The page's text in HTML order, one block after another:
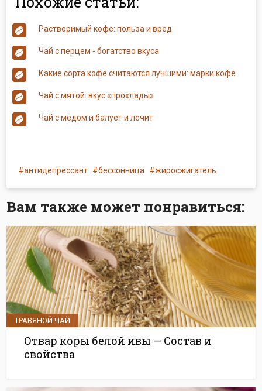
Растворимый кофе: польза и вред
Чай с перцем - богатство вкуса
Какие сорта кофе считаются лучшими: марки кофе
Чай с мятой: вкус «прохлады»
Чай с мёдом и балует и лечит
антидепрессант бессонница жиросжигатель
Вам также может понравиться:
ТРАВЯНОЙ ЧАЙ
Отвар коры белой ивы — Состав и
свойства